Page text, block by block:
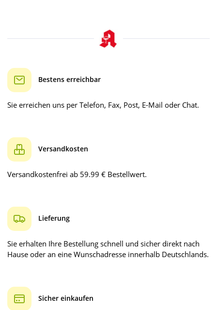
Bestens erreichbar
Sie erreichen uns per Telefon, Fax, Post, E-Mail oder Chat.
Versandkosten
Versandkostenfrei ab 59.99 € Bestellwert.
Lieferung
Sie erhalten Ihre Bestellung schnell und sicher direkt nach
Hause oder an eine Wunschadresse innerhalb Deutschlands.
Sicher einkaufen